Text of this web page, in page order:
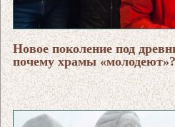
Новое поколение под
почему храмы